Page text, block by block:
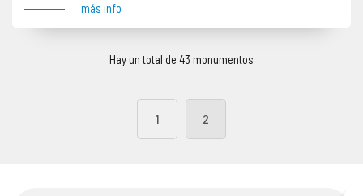
más info
Hay un total de 43 monumentos
1 2